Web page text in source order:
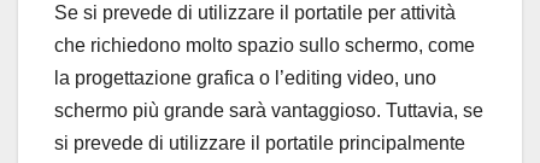
Se si prevede di utilizzare il portatile per attività
che richiedono molto spazio sullo schermo, come
la progettazione grafica o l’editing video, uno
schermo più grande sarà vantaggioso. Tuttavia, se
si prevede di utilizzare il portatile principalmente